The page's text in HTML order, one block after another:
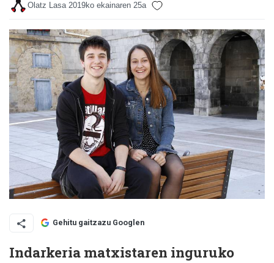
Olatz Lasa 2019ko ekainaren 25a
Gehitu gaitzazu Googlen
Indarkeria matxistaren inguruko